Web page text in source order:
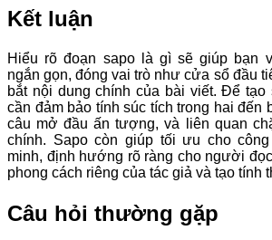
Kết luận
Hiểu rõ đoạn sapo là gì sẽ giúp bạn
ngắn gọn, đóng vai trò như cửa sổ đầu
bắt nội dung chính của bài viết. Để tạo
cần đảm bảo tính súc tích trong hai đến
câu mở đầu ấn tượng, và liên quan
chính. Sapo còn giúp tối ưu cho
minh, định hướng rõ ràng cho người
phong cách riêng của tác giả và tạo tính
Câu hỏi thường gặp